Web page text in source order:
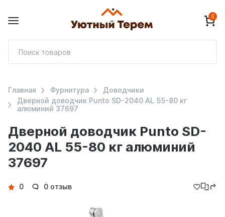
0
Дверной доводчик Punto SD-
2040 AL 55-80 кг алюминий
37697
Главная Фурнитура
Доводчики
Дверной доводчик Punto SD-2040 AL 55-80 кг
алюминий 37697
Детали
0 0 отзыв